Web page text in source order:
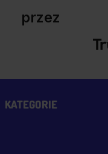
przez
KATEGORIE